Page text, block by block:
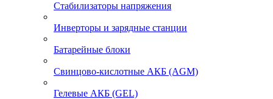
Стабилизаторы напряжения
Инверторы и зарядные станции
Батарейные блоки
Свинцово-кислотные АКБ (AGM)
Гелевые АКБ (GEL)